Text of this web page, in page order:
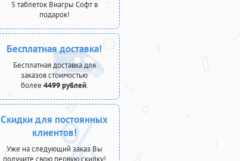
5 таблеток Виагры Софт в
подарок!
Бесплатная доставка!
Бесплатная доставка для
заказов стоимостью
более 4499 рублей.
Скидки для постоянных
клиентов!
Уже на следующий заказ Вы
получите свою первую скидку!